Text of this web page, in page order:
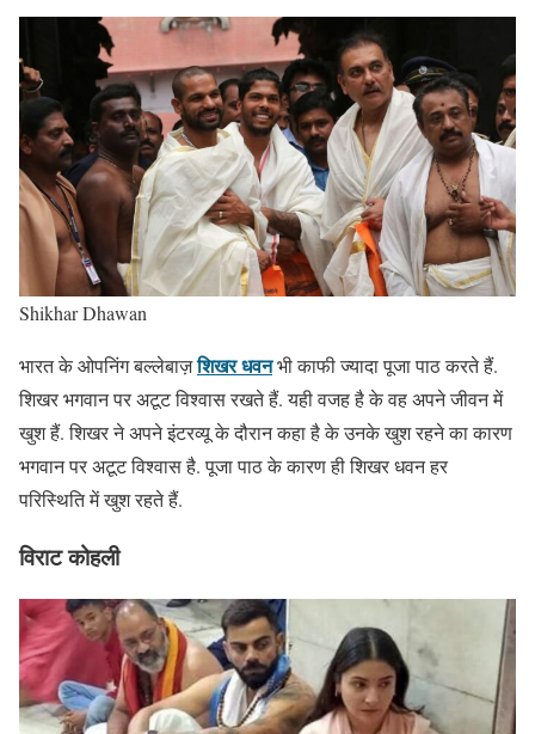
Shikhar Dhawan
भारत के ओपनिंग बल्लेबाज़शिखर धवनभी काफी ज्यादा पूजा पाठ करते हैं.
शिखर भगवान पर अटूट विश्वास रखते हैं. यही वजह है के वह अपने जीवन में
खुश हैं. शिखर ने अपने इंटरव्यू के दौरान कहा है के उनके खुश रहने का कारण
भगवान पर अटूट विश्वास है. पूजा पाठ के कारण ही शिखर धवन हर
परिस्थिति में खुश रहते हैं.
विराट कोहली